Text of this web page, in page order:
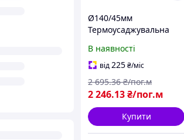
Ø140/45мм
Термоусаджувальна
чорна (1м) [2CRM140]
Quadro ДКС
В наявності
від225₴/міс
2 246.13₴/пог.м
2 695.36 ₴/пог.м
Купити